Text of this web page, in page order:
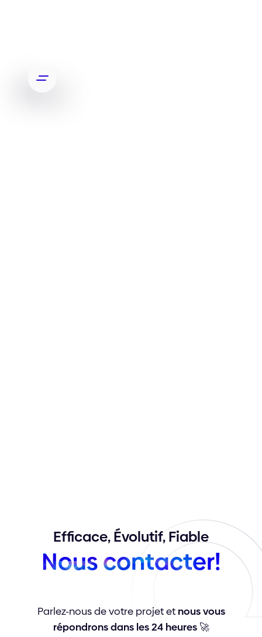
Efficace,Évolutif,Fiable
Nouscontacter!
Parlez-nous de votre projet etnous vous
répondrons dans les 24 heures🚀